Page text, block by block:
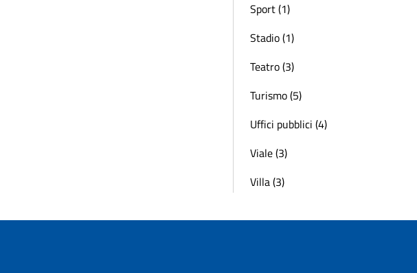
Sport (1)
Stadio (1)
Teatro (3)
Turismo (5)
Uffici pubblici (4)
Viale (3)
Villa (3)